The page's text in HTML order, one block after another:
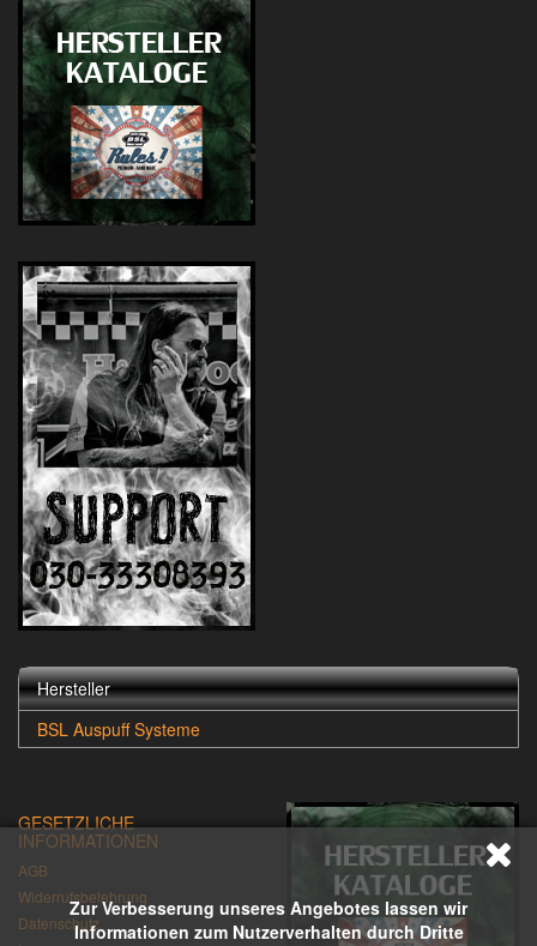
Zur Verbesserung unseres Angebotes lassen wir
Informationen zum Nutzerverhalten durch Dritte
Hersteller
BSL Auspuff Systeme
GESETZLICHE
INFORMATIONEN
AGB
Widerrufsbelehrung
Datenschutz